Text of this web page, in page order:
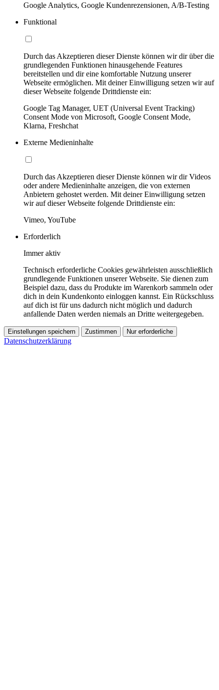
Google Analytics, Google Kundenrezensionen, A/B-Testing
Funktional
Durch das Akzeptieren dieser Dienste können wir dir über die
grundlegenden Funktionen hinausgehende Features
bereitstellen und dir eine komfortable Nutzung unserer
Webseite ermöglichen. Mit deiner Einwilligung setzen wir auf
dieser Webseite folgende Drittdienste ein:
Google Tag Manager, UET (Universal Event Tracking)
Consent Mode von Microsoft, Google Consent Mode,
Klarna, Freshchat
Externe Medieninhalte
Durch das Akzeptieren dieser Dienste können wir dir Videos
oder andere Medieninhalte anzeigen, die von externen
Anbietern gehostet werden. Mit deiner Einwilligung setzen
wir auf dieser Webseite folgende Drittdienste ein:
Vimeo, YouTube
Erforderlich
Immer aktiv
Technisch erforderliche Cookies gewährleisten ausschließlich
grundlegende Funktionen unserer Webseite. Sie dienen zum
Beispiel dazu, dass du Produkte im Warenkorb sammeln oder
dich in dein Kundenkonto einloggen kannst. Ein Rückschluss
auf dich ist für uns dadurch nicht möglich und dadurch
anfallende Daten werden niemals an Dritte weitergegeben.
Einstellungen speichern Zustimmen Nur erforderliche
Datenschutzerklärung